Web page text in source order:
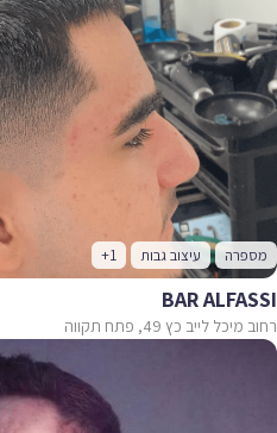
מספרה עיצוב גבות +1
BAR ALFASSI
רחוב מיכל לייב כץ 49, פתח תקווה